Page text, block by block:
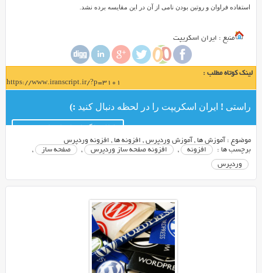
استفاده فراوان و روتین بودن نامی از آن در این مقایسه برده نشد.
منبع : ایران اسکریپت
لینک کوتاه مطلب :
https://www.iranscript.ir/?p=3101
راستی ! ایران اسکریپت را در لحظه دنبال کنید :)
موضوع : آموزش ها , آموزش وردپرس , افزونه ها , افزونه وردپرس
برچسب ها :
افزونه , افزونه صفحه ساز وردپرس , صفحه ساز
,
وردپرس